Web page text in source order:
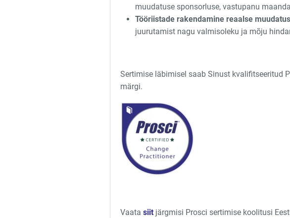
muudatuse sponsorluse, vastupanu
Tööriistade rakendamine reaalse
juurutamist nagu valmisoleku ja mõju
Sertimise läbimisel saab Sinust kvalifitseeritud
märgi.
Vaata siit järgmisi Prosci sertimise koolitusi